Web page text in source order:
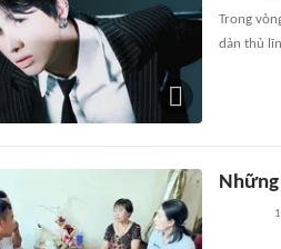
Trong
dàn thủ
1